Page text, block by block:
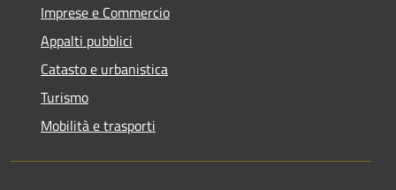
Imprese e Commercio
Appalti pubblici
Catasto e urbanistica
Turismo
Mobilità e trasporti